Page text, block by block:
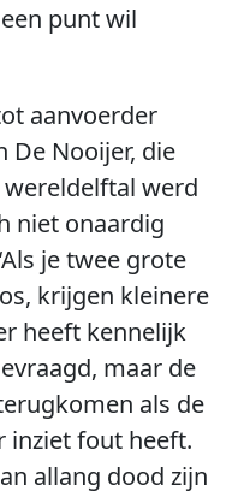
punt wil
aanvoerder
De Nooijer, die
werd
niet onaardig
je twee grote
krijgen kleinere
heeft kennelijk
maar de
als de
inziet fout heeft.
allang dood zijn